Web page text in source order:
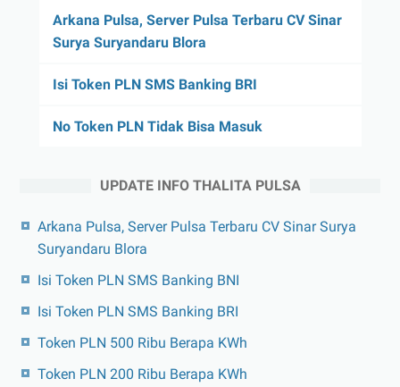
Arkana Pulsa, Server Pulsa Terbaru CV Sinar
Surya Suryandaru Blora
Isi Token PLN SMS Banking BRI
No Token PLN Tidak Bisa Masuk
UPDATE INFO THALITA PULSA
Arkana Pulsa, Server Pulsa Terbaru CV Sinar Surya
Suryandaru Blora
Isi Token PLN SMS Banking BNI
Isi Token PLN SMS Banking BRI
Token PLN 500 Ribu Berapa KWh
Token PLN 200 Ribu Berapa KWh